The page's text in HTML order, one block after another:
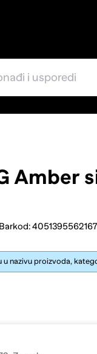
Amber
Barkod: 4051395562167
u nazivu proizvoda,